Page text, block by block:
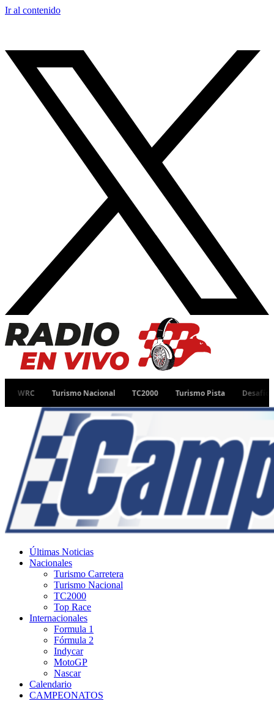
Ir al contenido
Turismo Nacional TC2000 Turismo Pista Desafío Ruta 40
Últimas Noticias
Nacionales
Turismo Carretera
Turismo Nacional
TC2000
Top Race
Internacionales
Formula 1
Fórmula 2
Indycar
MotoGP
Nascar
Calendario
CAMPEONATOS